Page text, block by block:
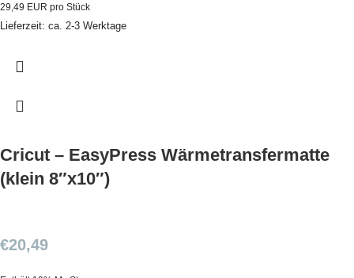
29,49 EUR pro Stück
Lieferzeit: ca. 2-3 Werktage
Cricut – EasyPress Wärmetransfermatte
(klein 8″x10″)
€20,49